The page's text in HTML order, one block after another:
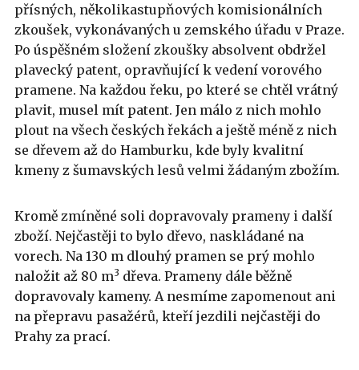
přísných, několikastupňových komisionálních
zkoušek, vykonávaných u zemského úřadu v Praze.
Po úspěšném složení zkoušky absolvent obdržel
plavecký patent, opravňující k vedení vorového
pramene. Na každou řeku, po které se chtěl vrátný
plavit, musel mít patent. Jen málo z nich mohlo
plout na všech českých řekách a ještě méně z nich
se dřevem až do Hamburku, kde byly kvalitní
kmeny z šumavských lesů velmi žádaným zbožím.
Kromě zmíněné soli dopravovaly prameny i další
zboží. Nejčastěji to bylo dřevo, naskládané na
vorech. Na 130 m dlouhý pramen se prý mohlo
naložit až 80 m3 dřeva. Prameny dále běžně
dopravovaly kameny. A nesmíme zapomenout ani
na přepravu pasažérů, kteří jezdili nejčastěji do
Prahy za prací.